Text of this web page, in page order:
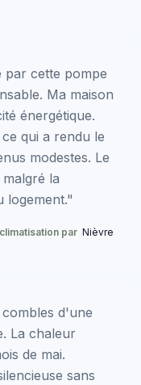
par cette pompe
Ma maison
énergétique.
qui a rendu le
modestes. Le
la
logement."
par Nièvre
d'une
La chaleur
de mai.
sans